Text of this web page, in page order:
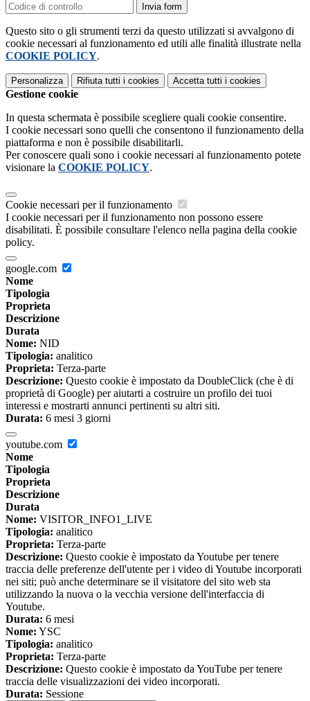
Invia form
Questo sito o gli strumenti terzi da questo utilizzati si avvalgono di
cookie necessari al funzionamento ed utili alle finalità illustrate nella
COOKIE POLICY.
Personalizza Rifiuta tutti i cookies Accetta tutti i cookies
Gestione cookie
In questa schermata è possibile scegliere quali cookie consentire.
I cookie necessari sono quelli che consentono il funzionamento della
piattaforma e non è possibile disabilitarli.
Per conoscere quali sono i cookie necessari al funzionamento potete
visionare la COOKIE POLICY.
Cookie necessari per il funzionamento
I cookie necessari per il funzionamento non possono essere
disabilitati. È possibile consultare l'elenco nella pagina della cookie
policy.
google.com
Nome
Tipologia
Proprieta
Descrizione
Durata
Nome: NID
Tipologia: analitico
Proprieta: Terza-parte
Descrizione: Questo cookie è impostato da DoubleClick (che è di
proprietà di Google) per aiutarti a costruire un profilo dei tuoi
interessi e mostrarti annunci pertinenti su altri siti.
Durata: 6 mesi 3 giorni
youtube.com
Nome
Tipologia
Proprieta
Descrizione
Durata
Nome: VISITOR_INFO1_LIVE
Tipologia: analitico
Proprieta: Terza-parte
Descrizione: Questo cookie è impostato da Youtube per tenere
traccia delle preferenze dell'utente per i video di Youtube incorporati
nei siti; può anche determinare se il visitatore del sito web sta
utilizzando la nuova o la vecchia versione dell'interfaccia di
Youtube.
Durata: 6 mesi
Nome: YSC
Tipologia: analitico
Proprieta: Terza-parte
Descrizione: Questo cookie è impostato da YouTube per tenere
traccia delle visualizzazioni dei video incorporati.
Durata: Sessione